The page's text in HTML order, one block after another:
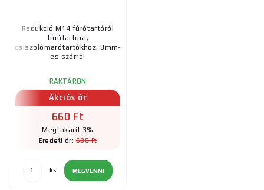
Redukció M14 fúrótartóról
fúrótartóra,
csiszolómarótartókhoz, 8mm-
es szárral
RAKTÁRON
Akciós ár
660 Ft
Megtakarít 3%
Eredeti ár:680 Ft
ks MEGVENNI